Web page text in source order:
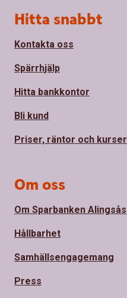
Sidfot
Hitta snabbt
Kontakta oss
Spärrhjälp
Hitta bankkontor
Bli kund
Priser, räntor och kurser
Om oss
Om Sparbanken Alingsås
Hållbarhet
Samhällsengagemang
Press